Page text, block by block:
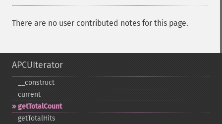
There are no user contributed notes for this page.
APCUIterator
_​_​construct
current
getTotalCount
getTotalHits